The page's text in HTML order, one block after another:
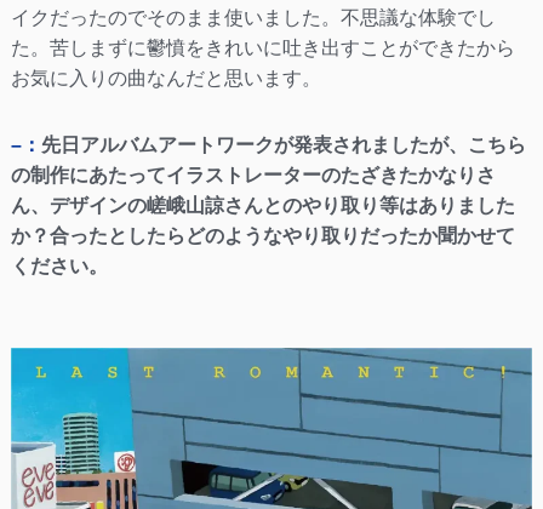
イクだったのでそのまま使いました。不思議な体験でし
た。苦しまずに鬱憤をきれいに吐き出すことができたから
お気に入りの曲なんだと思います。
–： 先日アルバムアートワークが発表されましたが、こちら
の制作にあたってイラストレーターのたざきたかなりさ
ん、デザインの嵯峨山諒さんとのやり取り等はありました
か？合ったとしたらどのようなやり取りだったか聞かせて
ください。